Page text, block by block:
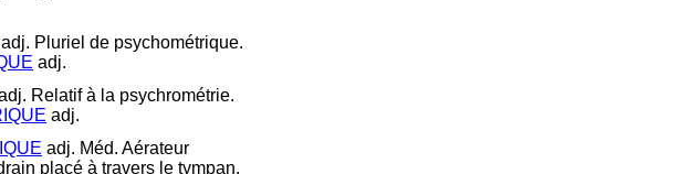
adj. Pluriel de psychométrique.
adj.
Relatif à la psychrométrie.
adj.
adj. Méd. Aérateur
placé à travers le tympan.